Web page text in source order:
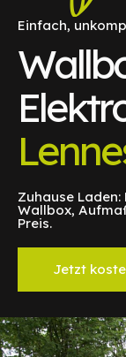
Einfach,
Zuhause
Wallbox,
Preis.
Jetzt